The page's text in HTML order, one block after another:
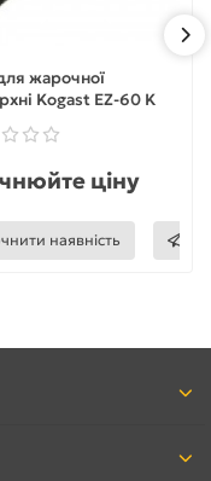
жарочної
Kogast EZ-60 K
ціну
наявність